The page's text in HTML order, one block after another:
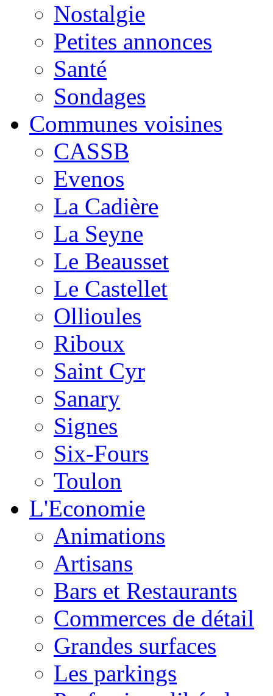
Nostalgie
Petites annonces
Santé
Sondages
Communes voisines
CASSB
Evenos
La Cadière
La Seyne
Le Beausset
Le Castellet
Ollioules
Riboux
Saint Cyr
Sanary
Signes
Six-Fours
Toulon
L'Economie
Animations
Artisans
Bars et Restaurants
Commerces de détail
Grandes surfaces
Les parkings